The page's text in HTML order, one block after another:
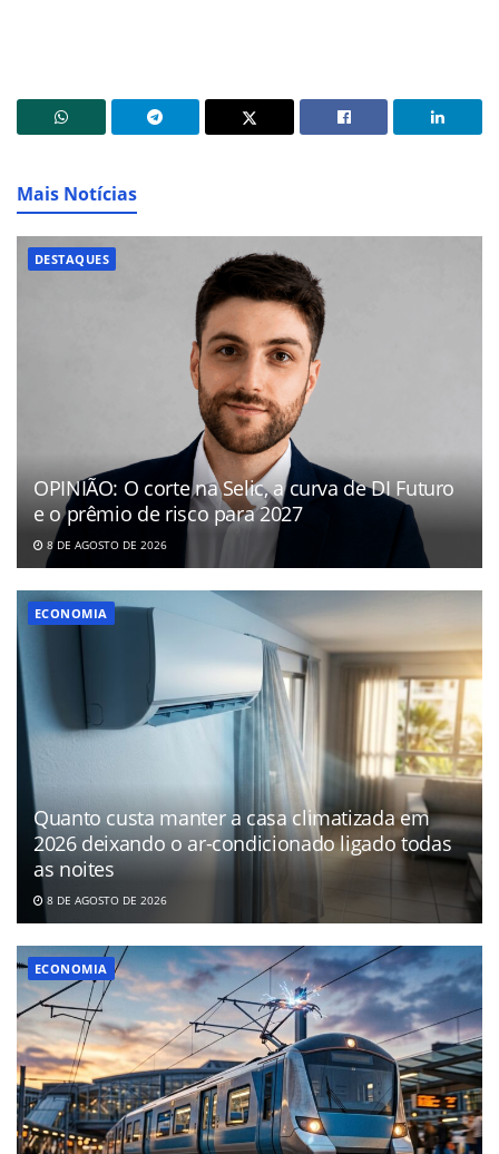
Mais Notícias
DESTAQUES
OPINIÃO: O corte na Selic, a curva de DI Futuro
e o prêmio de risco para 2027
8 DE AGOSTO DE 2026
ECONOMIA
Quanto custa manter a casa climatizada em
2026 deixando o ar-condicionado ligado todas
as noites
8 DE AGOSTO DE 2026
ECONOMIA